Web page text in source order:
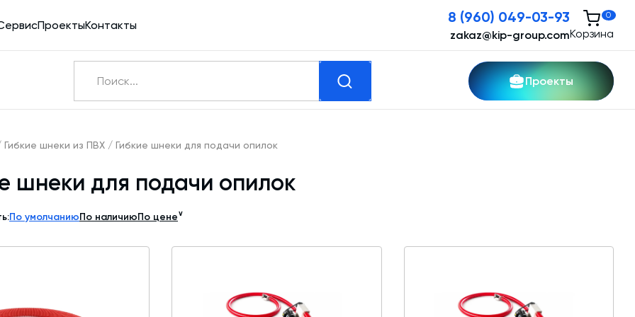
ПроектыКонтакты 8 (960) 049-03-93
zakaz@kip-group.comКорзина
0
Ничего не найдено
Проекты
Бетоносмесители
Шнековые транспортеры для цемента
Доставка, шеф-монтаж и пуско-наладка и
Гибкие шнеки из ПВХ / Гибкие шнеки для подачи опилок
шнеки для подачи опилок
По умолчаниюПо наличиюПо цене∨